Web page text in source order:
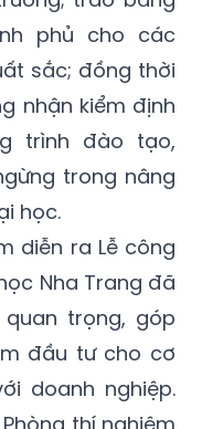
phủ cho các
sắc; đồng thời
nhận kiểm định
trình đào tạo,
trong nâng
học.
diễn ra Lễ công
Nha Trang đã
trọng, góp
đầu tư cho cơ
doanh nghiệp.